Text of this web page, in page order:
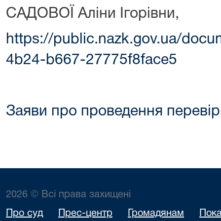
САДОВОЇ Аліни Ігорівни,
https://public.nazk.gov.ua/
4b24-b667-27775f8face5
Заяви про проведення
2026 © Всі права захищені
Про суд Прес-центр Громадянам